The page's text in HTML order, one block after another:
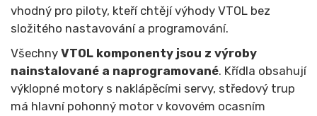
vhodný pro piloty, kteří chtějí výhody VTOL bez
složitého nastavování a programování.
Všechny VTOL komponenty jsou z výroby
nainstalované a naprogramované. Křídla obsahují
výklopné motory s naklápěcími servy, středový trup
má hlavní pohonný motor v kovovém ocasním